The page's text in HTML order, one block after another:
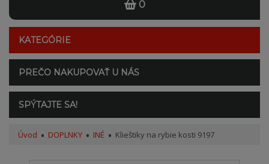
0
KATEGÓRIE
PREČO NAKUPOVAŤ U NÁS
SPÝTAJTE SA!
Úvod DOPLNKY INÉ Klieštiky na rybie kosti 9197